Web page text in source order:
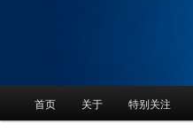
首页 关于 特别关注